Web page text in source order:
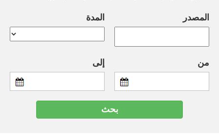
المصدر المدة
من إلى